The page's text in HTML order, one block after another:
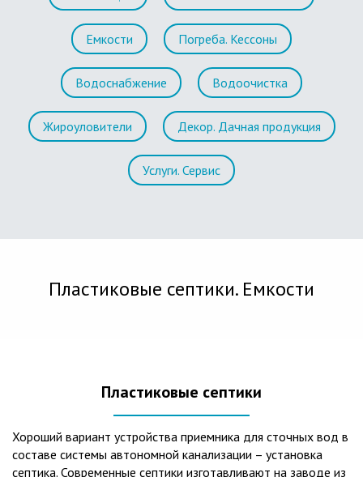
Емкости Погреба. Кессоны
Водоснабжение Водоочистка
Жироуловители Декор. Дачная продукция
Услуги. Сервис
Пластиковые септики. Емкости
Пластиковые септики
Хороший вариант устройства приемника для сточных вод в
составе системы автономной канализации – установка
септика. Современные септики изготавливают на заводе из